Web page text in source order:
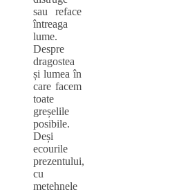
sau reface
întreaga
lume.
Despre
dragostea
și lumea în
care facem
toate
greșelile
posibile.
Deși
ecourile
prezentului,
cu
metehnele